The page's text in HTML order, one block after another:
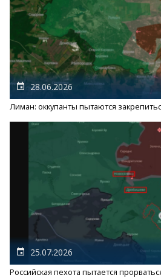
28.06.2026
Лиман: оккупанты пытаются
25.07.2026
Российская пехота пытается